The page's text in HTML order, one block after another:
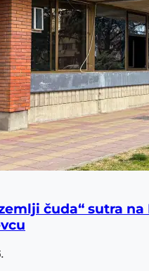
čuda“ sutra